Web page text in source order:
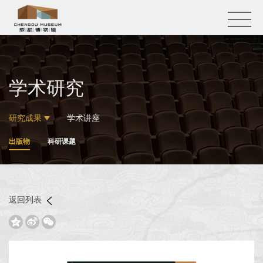
学术研究
研究成果 学术讲座
出版物 科研课题
返回列表
  